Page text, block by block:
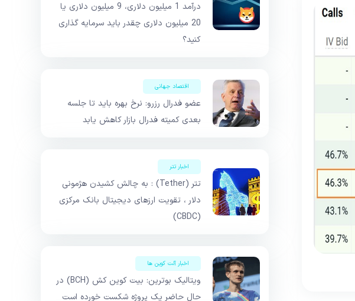
درآمد 1 میلیون دلاری، 9 میلیون دلاری یا
20 میلیون دلاری چقدر باید سرمایه گذاری
کنید؟
اقتصاد جهانی
عضو فدرال رزرو: نرخ بهره باید تا جلسه
بعدی کمیته فدرال بازار کاهش یابد
اخبار تتر
تتر (Tether) : به چالش کشیدن هژمونی
دلار ، تقویت ارزهای دیجیتال بانک مرکزی
(CBDC)
اخبار آلت کوین ها
ویتالیک بوترین: بیت کوین کش (BCH) در
حال حاضر یک پروژه شکست خورده است